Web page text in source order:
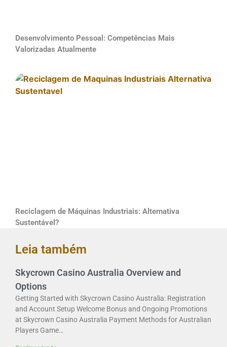
Desenvolvimento Pessoal: Competências Mais
Valorizadas Atualmente
Reciclagem de Máquinas Industriais: Alternativa
Sustentável?
Leia também
Skycrown Casino Australia Overview and
Options
Getting Started with Skycrown Casino Australia: Registration
and Account Setup Welcome Bonus and Ongoing Promotions
at Skycrown Casino Australia Payment Methods for Australian
Players Game…